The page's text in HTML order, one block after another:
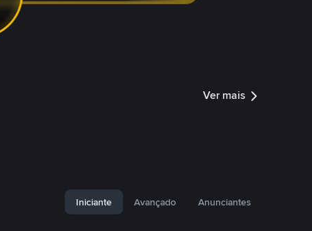
Ver mais
Iniciante Avançado Anunciantes